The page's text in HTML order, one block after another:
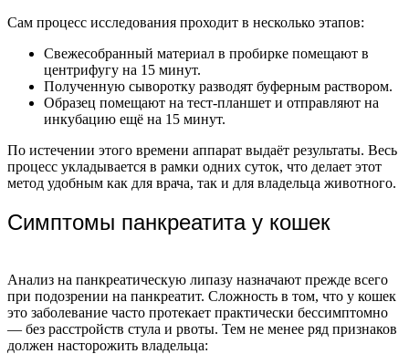
Сам процесс исследования проходит в несколько этапов:
Свежесобранный материал в пробирке помещают в
центрифугу на 15 минут.
Полученную сыворотку разводят буферным раствором.
Образец помещают на тест-планшет и отправляют на
инкубацию ещё на 15 минут.
По истечении этого времени аппарат выдаёт результаты. Весь
процесс укладывается в рамки одних суток, что делает этот
метод удобным как для врача, так и для владельца животного.
Симптомы панкреатита у кошек
Анализ на панкреатическую липазу назначают прежде всего
при подозрении на панкреатит. Сложность в том, что у кошек
это заболевание часто протекает практически бессимптомно
— без расстройств стула и рвоты. Тем не менее ряд признаков
должен насторожить владельца: